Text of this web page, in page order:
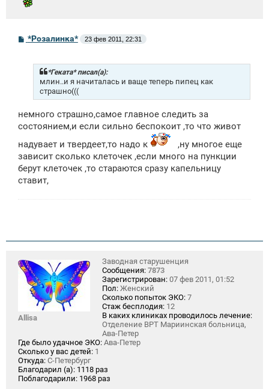
С*Розалинка* 23 фев 2011, 22:31
*Геката* писал(а):
млин..и я начиталась и ваще теперь пипец как
страшно(((
немного страшно,самое главное следить за
состоянием,и если сильно беспокоит ,то что живот
надувает и твердеет,то надо к
,ну многое еще
зависит сколько клеточек ,если много на пункции
берут клеточек ,то стараются сразу капельницу
ставит,
Allisa
Заводная старушенция
Сообщения: 7873
Зарегистрирован: 07 фев 2011, 01:52
Пол: Женский
Сколько попыток ЭКО: 7
Стаж бесплодия: 12
В каких клиниках проводилось лечение:
Отделение ВРТ Мариинская больница,
Ава-Петер
Где было удачное ЭКО: Ава-Петер
Сколько у вас детей: 1
Откуда: С-Петербург
Благодарил (а): 1118 раз
Поблагодарили: 1968 раз